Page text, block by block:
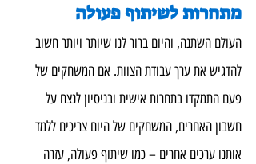
מתחרות לשיתוף פעולה
העולם השתנה, והיום ברור לנו שיותר ויותר חשוב
להדגיש את ערך עבודת הצוות. אם המשחקים של
פעם התמקדו בתחרות אישית ובניסיון לנצח על
חשבון האחרים, המשחקים של היום צריכים ללמד
אותנו ערכים אחרים – כמו שיתוף פעולה, עזרה